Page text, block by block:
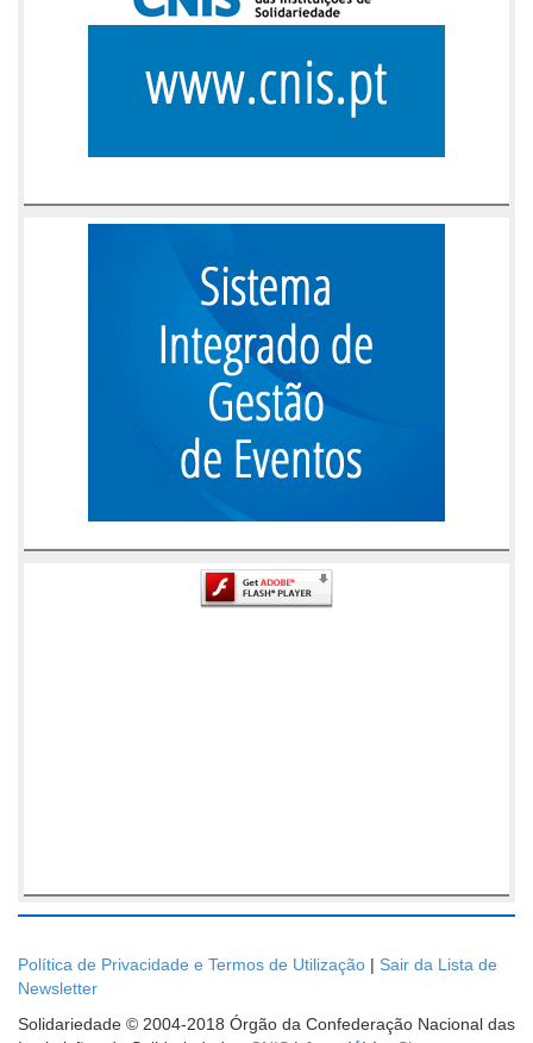
Política de Privacidade e Termos de Utilização | Sair da Lista de
Newsletter
Solidariedade © 2004-2018 Órgão da Confederação Nacional das